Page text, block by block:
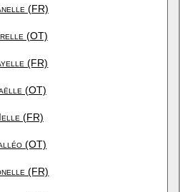
(FR)
(OT)
(FR)
(OT)
(FR)
(OT)
(FR)